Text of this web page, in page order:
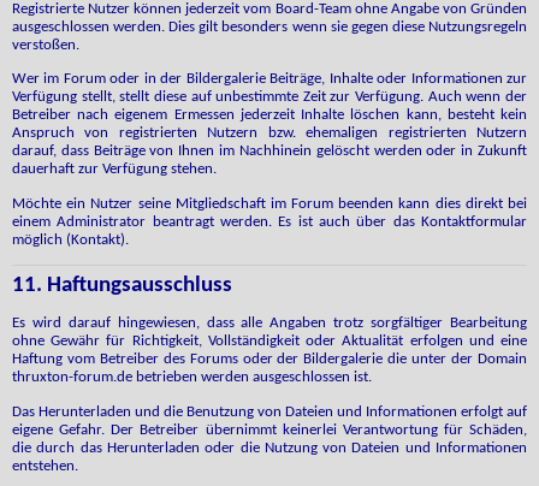
Registrierte Nutzer können jederzeit vom Board-Team ohne Angabe von Gründen
ausgeschlossen werden. Dies gilt besonders wenn sie gegen diese Nutzungsregeln
verstoßen.
Wer im Forum oder in der Bildergalerie Beiträge, Inhalte oder Informationen zur
Verfügung stellt, stellt diese auf unbestimmte Zeit zur Verfügung. Auch wenn der
Betreiber nach eigenem Ermessen jederzeit Inhalte löschen kann, besteht kein
Anspruch von registrierten Nutzern bzw. ehemaligen registrierten Nutzern
darauf, dass Beiträge von Ihnen im Nachhinein gelöscht werden oder in Zukunft
dauerhaft zur Verfügung stehen.
Möchte ein Nutzer seine Mitgliedschaft im Forum beenden kann dies direkt bei
einem Administrator beantragt werden. Es ist auch über das Kontaktformular
möglich (Kontakt).
11. Haftungsausschluss
Es wird darauf hingewiesen, dass alle Angaben trotz sorgfältiger Bearbeitung
ohne Gewähr für Richtigkeit, Vollständigkeit oder Aktualität erfolgen und eine
Haftung vom Betreiber des Forums oder der Bildergalerie die unter der Domain
thruxton-forum.de betrieben werden ausgeschlossen ist.
Das Herunterladen und die Benutzung von Dateien und Informationen erfolgt auf
eigene Gefahr. Der Betreiber übernimmt keinerlei Verantwortung für Schäden,
die durch das Herunterladen oder die Nutzung von Dateien und Informationen
entstehen.